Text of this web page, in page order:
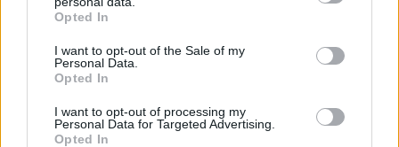
grant or deny consent to Google and its third-party tags to
use your data for below specified purposes in below Google
consent section.
Opted In
I want to opt-out of the Sale of my
Personal Data.
Opted In
I want to opt-out of processing my
Personal Data for Targeted Advertising.
Opted In